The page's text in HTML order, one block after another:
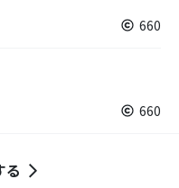
660
660
る